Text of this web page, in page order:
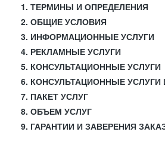
1. ТЕРМИНЫ И ОПРЕДЕЛЕНИЯ
2. ОБЩИЕ УСЛОВИЯ
3. ИНФОРМАЦИОННЫЕ УСЛУГИ
4. РЕКЛАМНЫЕ УСЛУГИ
5. КОНСУЛЬТАЦИОННЫЕ УСЛУГИ
6. КОНСУЛЬТАЦИОННЫЕ
7. ПАКЕТ УСЛУГ
8. ОБЪЕМ УСЛУГ
9. ГАРАНТИИ И ЗАВЕРЕНИЯ